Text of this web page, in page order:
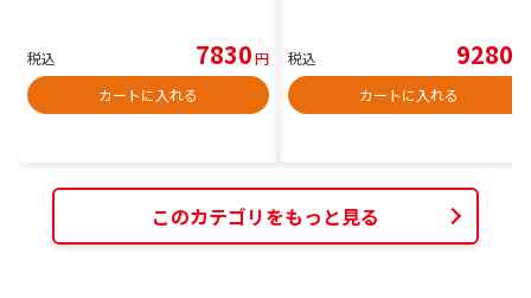
税込 7830円
カートに入れる
税込 9280
カートに入れる
このカテゴリをもっと見る